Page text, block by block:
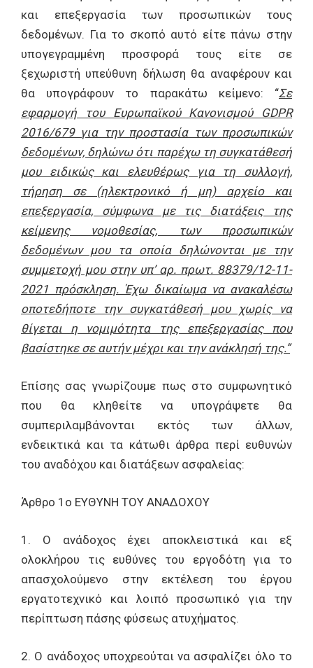
και επεξεργασία των προσωπικών τους
δεδομένων. Για το σκοπό αυτό είτε πάνω στην
υπογεγραμμένη προσφορά τους είτε σε
ξεχωριστή υπεύθυνη δήλωση θα αναφέρουν και
θα υπογράφουν το παρακάτω κείμενο: “Σε
εφαρμογή του Ευρωπαϊκού Κανονισμού GDPR
2016/679 για την προστασία των προσωπικών
δεδομένων, δηλώνω ότι παρέχω τη συγκατάθεσή
μου ειδικώς και ελευθέρως για τη συλλογή,
τήρηση σε (ηλεκτρονικό ή μη) αρχείο και
επεξεργασία, σύμφωνα με τις διατάξεις της
κείμενης νομοθεσίας, των προσωπικών
δεδομένων μου τα οποία δηλώνονται με την
συμμετοχή μου στην υπ’ αρ. πρωτ. 88379/12-11-
2021 πρόσκληση. Έχω δικαίωμα να ανακαλέσω
οποτεδήποτε την συγκατάθεσή μου χωρίς να
θίγεται η νομιμότητα της επεξεργασίας που
βασίστηκε σε αυτήν μέχρι και την ανάκλησή της.”
Επίσης σας γνωρίζουμε πως στο συμφωνητικό
που θα κληθείτε να υπογράψετε θα
συμπεριλαμβάνονται εκτός των άλλων,
ενδεικτικά και τα κάτωθι άρθρα περί ευθυνών
του αναδόχου και διατάξεων ασφαλείας:
Άρθρο 1ο ΕΥΘΥΝΗ ΤΟΥ ΑΝΑΔΟΧΟΥ
1. Ο ανάδοχος έχει αποκλειστικά και εξ
ολοκλήρου τις ευθύνες του εργοδότη για το
απασχολούμενο στην εκτέλεση του έργου
εργατοτεχνικό και λοιπό προσωπικό για την
περίπτωση πάσης φύσεως ατυχήματος.
2. Ο ανάδοχος υποχρεούται να ασφαλίζει όλο το